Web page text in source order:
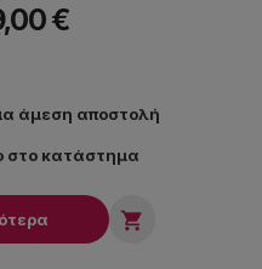
€
άμεση αποστολή
στο κατάστημα
